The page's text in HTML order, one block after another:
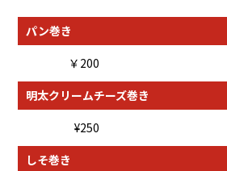
パン巻き
￥200
明太クリームチーズ巻き
¥250
しそ巻き